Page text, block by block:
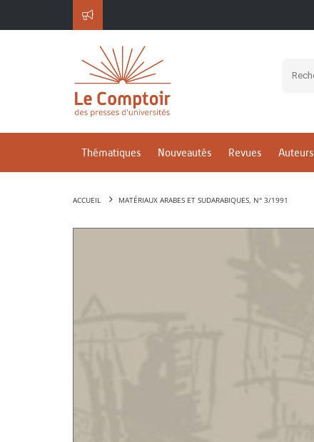
Thématiques Nouveautés Revues Auteurs
ACCUEIL MATÉRIAUX ARABES ET SUDARABIQUES, N° 3/1991